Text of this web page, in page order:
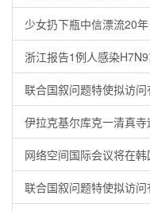
少女扔下瓶中信漂流20
浙江报告1例人感染
联合国叙问题特使拟访
伊拉克基尔库克一清真
网络空间国际会议将在
联合国叙问题特使拟访